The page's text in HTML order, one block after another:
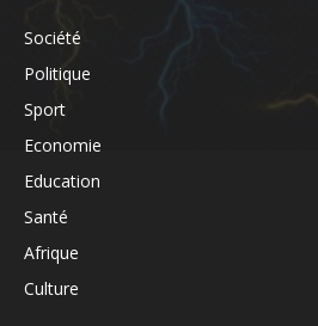
Société
Politique
Sport
Economie
Education
Santé
Afrique
Culture